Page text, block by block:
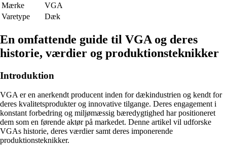
Mærke
VGA
Varetype
Dæk
En omfattende guide til VGA og deres
historie, værdier og produktionsteknikker
Introduktion
VGA er en anerkendt producent inden for dækindustrien og kendt for
deres kvalitetsprodukter og innovative tilgange. Deres engagement i
konstant forbedring og miljømæssig bæredygtighed har positioneret
dem som en førende aktør på markedet. Denne artikel vil udforske
VGAs historie, deres værdier samt deres imponerende
produktionsteknikker.